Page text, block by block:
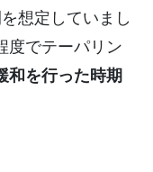
想定していまし
度でテーパリン
和を行った時期